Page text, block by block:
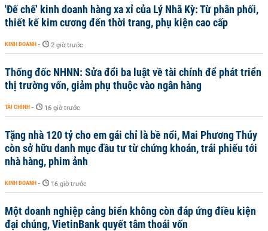
'Đế chế’ kinh doanh hàng xa xỉ của Lý Nhã Kỳ: Từ phân phối,
thiết kế kim cương đến thời trang, phụ kiện cao cấp
KINH DOANH - 2 giờ trước
Thống đốc NHNN: Sửa đổi ba luật về tài chính để phát triển
thị trường vốn, giảm phụ thuộc vào ngân hàng
TÀI CHÍNH - 16 giờ trước
Tặng nhà 120 tỷ cho em gái chỉ là bề nổi, Mai Phương Thúy
còn sở hữu danh mục đầu tư từ chứng khoán, trái phiếu tới
nhà hàng, phim ảnh
KINH DOANH - 16 giờ trước
Một doanh nghiệp cảng biển không còn đáp ứng điều kiện
đại chúng, VietinBank quyết tâm thoái vốn